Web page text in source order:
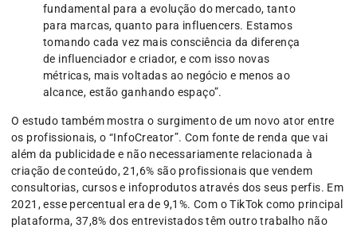
fundamental para a evolução do mercado, tanto
para marcas, quanto para influencers. Estamos
tomando cada vez mais consciência da diferença
de influenciador e criador, e com isso novas
métricas, mais voltadas ao negócio e menos ao
alcance, estão ganhando espaço”.
O estudo também mostra o surgimento de um novo ator entre
os profissionais, o “InfoCreator”. Com fonte de renda que vai
além da publicidade e não necessariamente relacionada à
criação de conteúdo, 21,6% são profissionais que vendem
consultorias, cursos e infoprodutos através dos seus perfis. Em
2021, esse percentual era de 9,1%. Com o TikTok como principal
plataforma, 37,8% dos entrevistados têm outro trabalho não